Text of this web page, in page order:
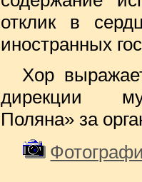
отклик в
иностранных
Хор
дирекции
Поляна» за